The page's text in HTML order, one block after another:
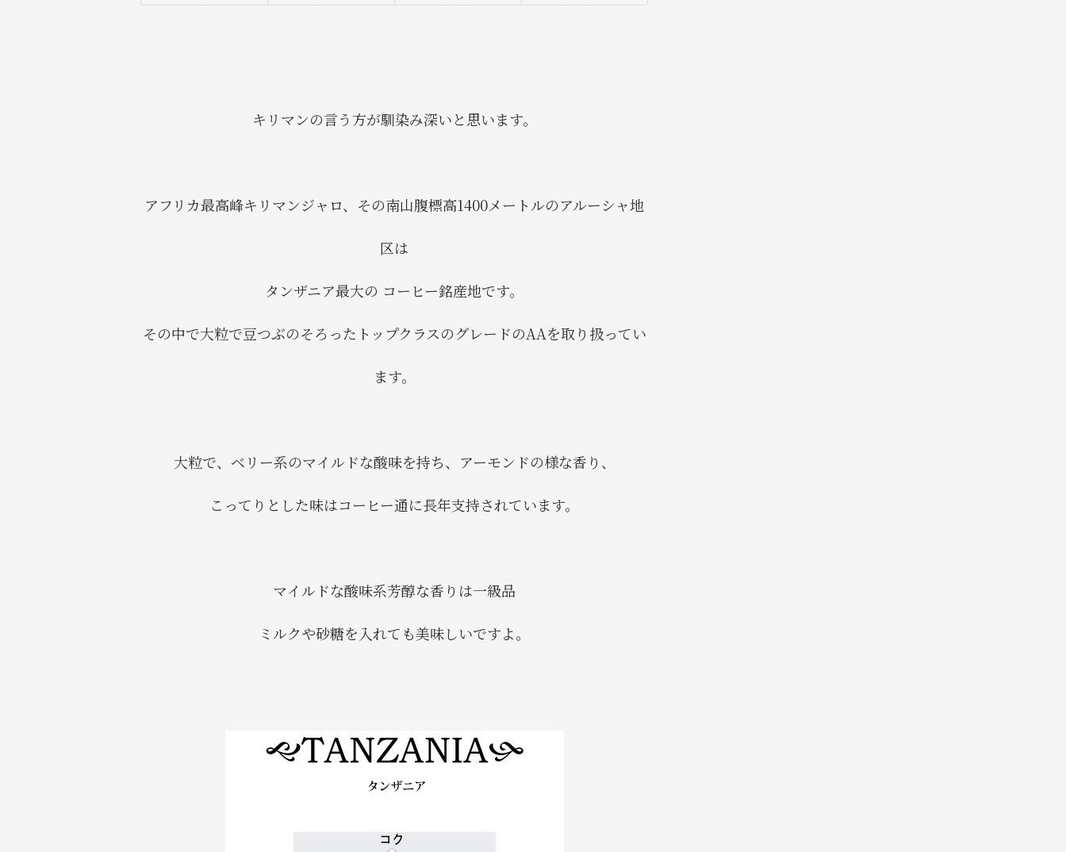
キリマンの言う方が馴染み深いと思います。
アフリカ最高峰キリマンジャロ、その南山腹標高1400メートルのアルーシャ地
区は
タンザニア最大の コーヒー銘産地です。
その中で大粒で豆つぶのそろったトップクラスのグレードのAAを取り扱ってい
ます。
大粒で、ベリー系のマイルドな酸味を持ち、アーモンドの様な香り、
こってりとした味はコーヒー通に長年支持されています。
マイルドな酸味系芳醇な香りは一級品
ミルクや砂糖を入れても美味しいですよ。